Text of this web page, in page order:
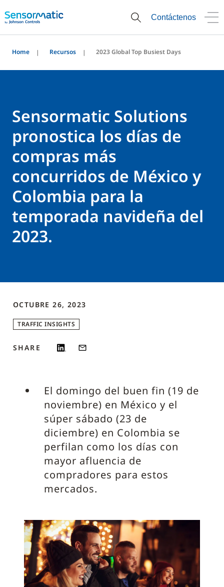
Contáctenos
Home Recursos 2023 Global Top Busiest Days
Sensormatic Solutions
pronostica los días de
compras más
concurridos de México y
Colombia para la
temporada navideña del
2023.
OCTUBRE 26, 2023
TRAFFIC INSIGHTS
SHARE
El domingo del buen fin (19 de
noviembre) en México y el
súper sábado (23 de
diciembre) en Colombia se
perfilan como los días con
mayor afluencia de
compradores para estos
mercados.